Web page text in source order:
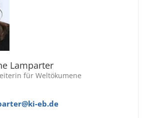
Lamparter
für Weltökumene
eb.de